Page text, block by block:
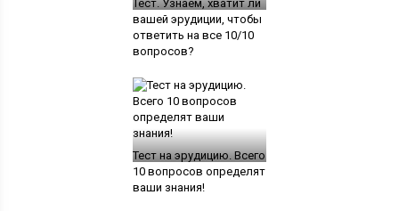
Тест. Узнаем, хватит ли
вашей эрудиции, чтобы
ответить на все 10/10
вопросов?
Тест на эрудицию. Всего
10 вопросов определят
ваши знания!